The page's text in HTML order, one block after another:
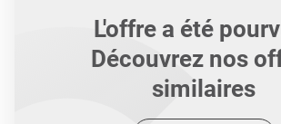
L'offre a été
Découvrez nos
similaires